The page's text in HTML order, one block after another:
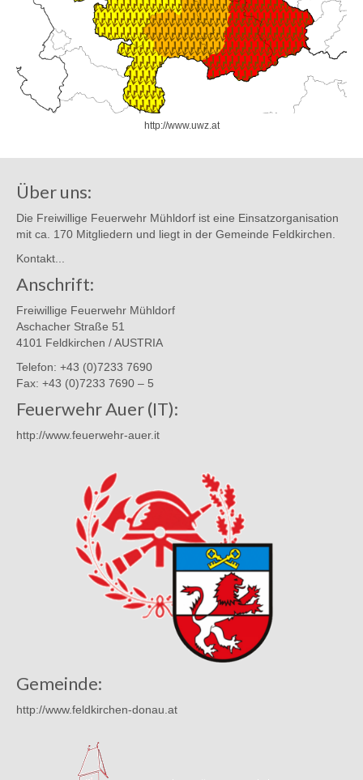
http://www.uwz.at
Über uns:
Die Freiwillige Feuerwehr Mühldorf ist eine Einsatzorganisation
mit ca. 170 Mitgliedern und liegt in der Gemeinde Feldkirchen.
Kontakt...
Anschrift:
Freiwillige Feuerwehr Mühldorf
Aschacher Straße 51
4101 Feldkirchen / AUSTRIA
Telefon: +43 (0)7233 7690
Fax: +43 (0)7233 7690 – 5
Feuerwehr Auer (IT):
http://www.feuerwehr-auer.it
Gemeinde:
http://www.feldkirchen-donau.at